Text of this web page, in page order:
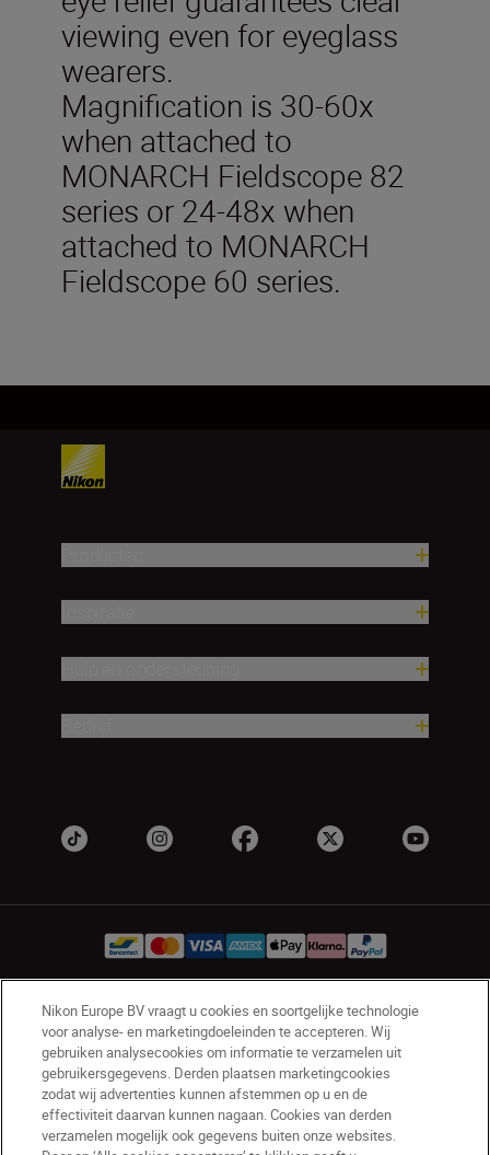
viewing even for eyeglass
wearers.
Magnification is 30-60x
when attached to
MONARCH Fieldscope 82
series or 24-48x when
attached to MONARCH
Fieldscope 60 series.
BE(nl) Nikon Sites
Contact opnemen
Privacyverklaring
Gebruiksvoorwaarden
Nikon Store - Algemene voorwaarden
Cookieverklaring
Toegankelijkheid
Nikon Europe BV vraagt u cookies en soortgelijke technologie
voor analyse- en marketingdoeleinden te accepteren. Wij
gebruiken analysecookies om informatie te verzamelen uit
gebruikersgegevens. Derden plaatsen marketingcookies
zodat wij advertenties kunnen afstemmen op u en de
effectiviteit daarvan kunnen nagaan. Cookies van derden
verzamelen mogelijk ook gegevens buiten onze websites.